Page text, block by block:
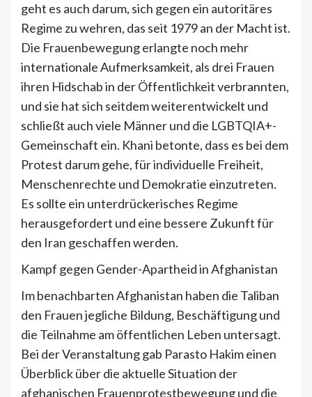
geht es auch darum, sich gegen ein autoritäres
Regime zu wehren, das seit 1979 an der Macht ist.
Die Frauenbewegung erlangte noch mehr
internationale Aufmerksamkeit, als drei Frauen
ihren Hidschab in der Öffentlichkeit verbrannten,
und sie hat sich seitdem weiterentwickelt und
schließt auch viele Männer und die LGBTQIA+-
Gemeinschaft ein. Khani betonte, dass es bei dem
Protest darum gehe, für individuelle Freiheit,
Menschenrechte und Demokratie einzutreten.
Es sollte ein unterdrückerisches Regime
herausgefordert und eine bessere Zukunft für
den Iran geschaffen werden.
Kampf gegen Gender-Apartheid in Afghanistan
Im benachbarten Afghanistan haben die Taliban
den Frauen jegliche Bildung, Beschäftigung und
die Teilnahme am öffentlichen Leben untersagt.
Bei der Veranstaltung gab Parasto Hakim einen
Überblick über die aktuelle Situation der
afghanischen Frauenprotestbewegung und die